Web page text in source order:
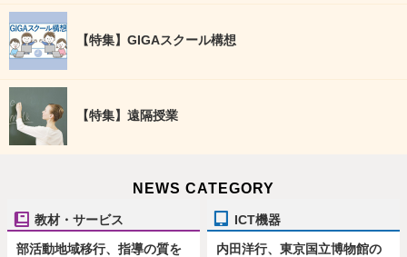
【特集】GIGAスクール構想
【特集】遠隔授業
NEWS CATEGORY
教材・サービス
部活動地域移行、指導の質を
ICT機器
内田洋行、東京国立博物館の